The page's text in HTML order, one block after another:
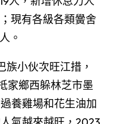
現有各級各類黌舍
。
族小伙次旺江措，
家鄉西躲林芝市墨
養雞場和花生油加